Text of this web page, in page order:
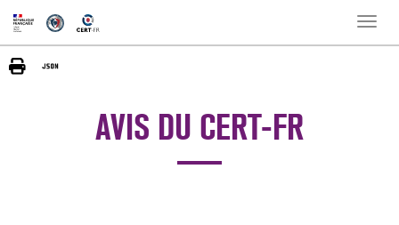
Toggle
AVIS DU CERT-FR